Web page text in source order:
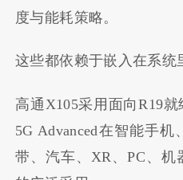
度与能耗策略。
这些都依赖于嵌入在系统
高通X105采用面向R19
5G Advanced在智能手
带、汽车、XR、PC、